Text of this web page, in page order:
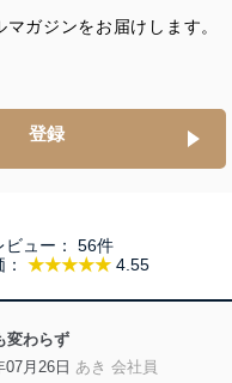
の取得・利用・提供に際して
内で適法かつ公正な手段によ
を得ずに目的外利用、第三者
ません。当社においてはこれら
及びその他の規範を常に適合
ガジンをお届けします。
登録
★★★★★ 4.55
ュー： 56件
変わらず
07月26日 あき 会社員